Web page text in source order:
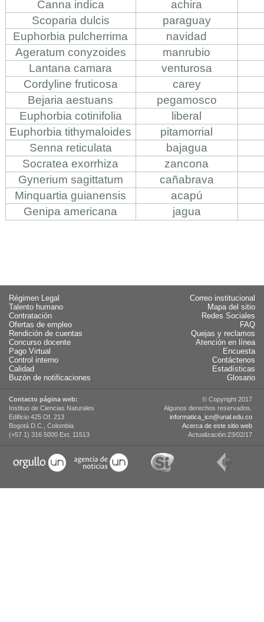
Canna indica
achira
Scoparia dulcis
paraguay
Euphorbia pulcherrima
navidad
Ageratum conyzoides
manrubio
Lantana camara
venturosa
Cordyline fruticosa
carey
Bejaria aestuans
pegamosco
Euphorbia cotinifolia
liberal
Euphorbia tithymaloides
pitamorrial
Senna reticulata
bajagua
Socratea exorrhiza
zancona
Gynerium sagittatum
cañabrava
Minquartia guianensis
acapú
Genipa americana
jagua
Régimen Legal
Talento humano
Contratación
Ofertas de empleo
Rendición de cuentas
Concurso docente
Pago Virtual
Control interno
Calidad
Buzón de notificaciones
Correo institucional
Mapa del sitio
Redes Sociales
FAQ
Quejas y reclamos
Atención en línea
Encuesta
Contáctenos
Estadísticas
Glosario
Contacto página web:
Instituo de Ciencias Naturales
Edificio 425 Of. 213
Bogotá D.C., Colombia
(+57 1) 316 5000 Ext. 11513
© Copyright 2017
Algunos derechos reservados.
informatica_icn@unal.edu.co
Acerca de este sitio web
Actualización:23/02/17